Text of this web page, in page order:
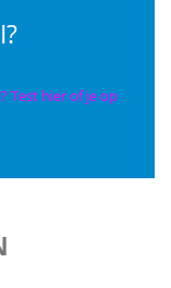
Test hier of je op